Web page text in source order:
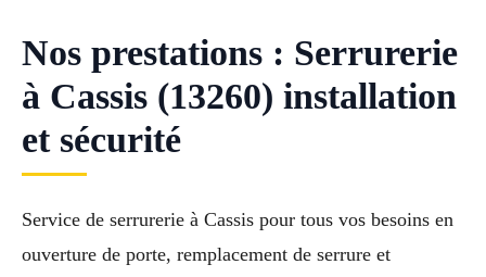
Nos prestations : Serrurerie
à Cassis (13260) installation
et sécurité
Service de serrurerie à Cassis pour tous vos besoins en
ouverture de porte, remplacement de serrure et